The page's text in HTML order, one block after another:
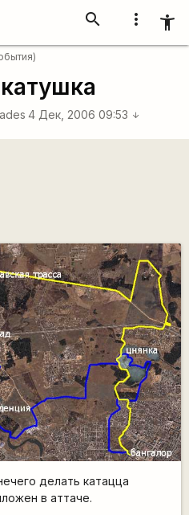
more_vert accessibility_new
search
4 Дек, 2006 09:53 arrow_downward
делать катацца
в аттаче.